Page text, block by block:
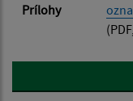
Prílohy